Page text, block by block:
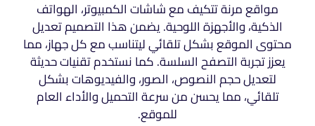
مواقع مرنة تتكيف مع شاشات الكمبيوتر، الهواتف
الذكية، والأجهزة اللوحية. يضمن هذا التصميم تعديل
محتوى الموقع بشكل تلقائي ليتناسب مع كل جهاز، مما
يعزز تجربة التصفح السلسة. كما نستخدم تقنيات حديثة
لتعديل حجم النصوص، الصور، والفيديوهات بشكل
تلقائي، مما يحسن من سرعة التحميل والأداء العام
للموقع.